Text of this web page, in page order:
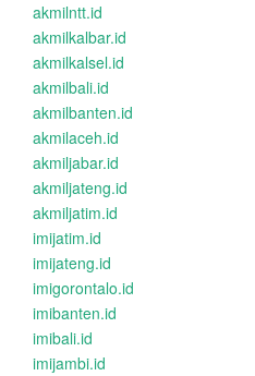
akmilntt.id
akmilkalbar.id
akmilkalsel.id
akmilbali.id
akmilbanten.id
akmilaceh.id
akmiljabar.id
akmiljateng.id
akmiljatim.id
imijatim.id
imijateng.id
imigorontalo.id
imibanten.id
imibali.id
imijambi.id